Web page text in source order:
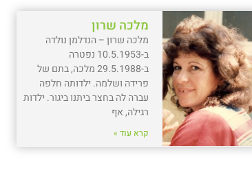
מלכה שרון
מלכה שרון – הנדלמן נולדה
ב-10.5.1953 נפטרה
ב-29.5.1988 מלכה, בתם של
פרידה ושלמה. ילדותה חלפה
עברה לה בחצר ביתנו ביגור. ילדות
רגילה, אף
קרא עוד »